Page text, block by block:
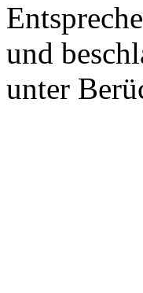
und
unter